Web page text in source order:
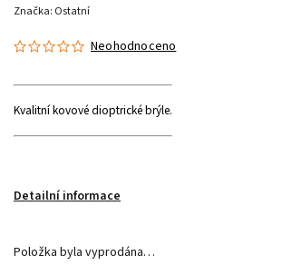
Neohodnoceno
Kvalitní kovové dioptrické brýle.
Detailní informace
Značka: Ostatní
Položka byla vyprodána…